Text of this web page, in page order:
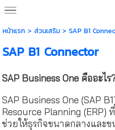
หน้าแรก > ส่วนเสริม > SAP B1
SAP B1 Connector
SAP Business One คืออะไร
SAP Business One (SAP
Resource Planning (ERP)
ช่วยให้ธุรกิจขนาดกลางและ